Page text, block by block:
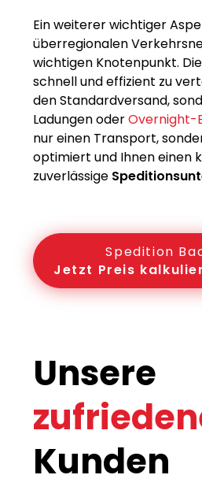
Ein weiterer wichtiger
überregionalen
wichtigen Knotenpunkt.
schnell und effizient zu
den Standardversand,
Ladungen oderOvernight-
nur einen Transport,
optimiert und Ihnen einen
zuverlässige
Spedition
Jetzt Preis
Unsere
Kunden